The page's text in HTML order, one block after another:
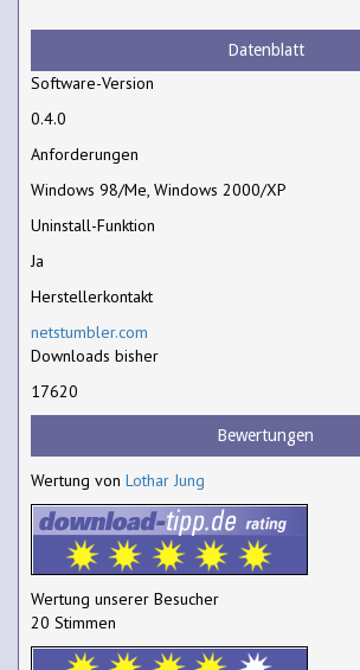
Datenblatt
Software-Version
0.4.0
Anforderungen
Windows 98/Me, Windows 2000/XP
Uninstall-Funktion
Ja
Herstellerkontakt
netstumbler.com
Downloads bisher
17620
Bewertungen
Wertung von Lothar Jung
Wertung unserer Besucher
20 Stimmen